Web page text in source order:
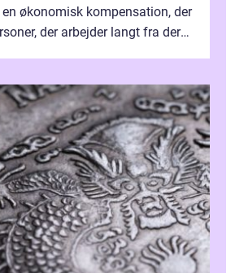
en økonomisk kompensation, der
der arbejder langt fra deres